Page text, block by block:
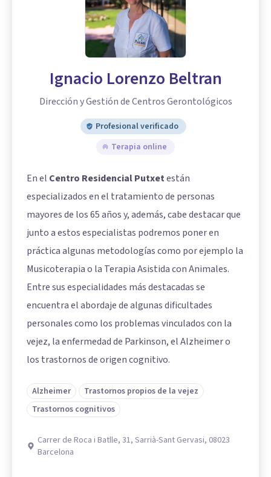
Ignacio Lorenzo Beltran
Dirección y Gestión de Centros Gerontológicos
Profesional verificado
Terapia online
En el Centro Residencial Putxetestán
especializados en el tratamiento de personas
mayores de los 65 años y, además, cabe destacar que
junto a estos especialistas podremos poner en
práctica algunas metodologías como por ejemplo la
Musicoterapia o la Terapia Asistida con Animales.
Entre sus especialidades más destacadas se
encuentra el abordaje de algunas dificultades
personales como los problemas vinculados con la
vejez, la enfermedad de Parkinson, el Alzheimer o
los trastornos de origen cognitivo.
Alzheimer
Trastornos propios de la vejez
Trastornos cognitivos
Carrer de Roca i Batlle, 31, Sarrià-Sant Gervasi, 08023
Barcelona